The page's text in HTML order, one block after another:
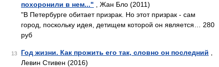
похоронили в нем..." , Жан Бло (2011)
"В Петербурге обитает призрак. Но этот призрак - сам
город, поскольку идея, детищем которой он является… 280
руб
13 Год жизни. Как прожить его так, словно он последний
Левин Стивен (2016)